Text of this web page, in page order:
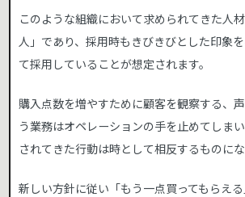
このような組織において求められてきた人
人」であり、採用時もきびきびとした印象
て採用していることが想定されます。
購入点数を増やすために顧客を観察する、
う業務はオペレーションの手を止めてしま
されてきた行動は時として相反するものにな
新しい方針に従い「もう一点買ってもらえ